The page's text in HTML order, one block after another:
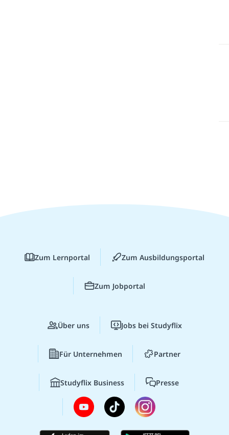
Zum Lernportal Zum Ausbildungsportal
Zum Jobportal
Über uns Jobs bei Studyflix
Für Unternehmen Partner
Studyflix Business Presse